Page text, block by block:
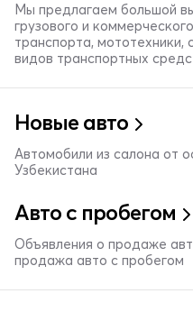
Мы предлагаем большой
грузового и коммерческого
транспорта, мототехники,
видов транспортных
Новые авто
Автомобили из салона от
Узбекистана
Авто с пробегом
Объявления о продаже
продажа авто с пробегом